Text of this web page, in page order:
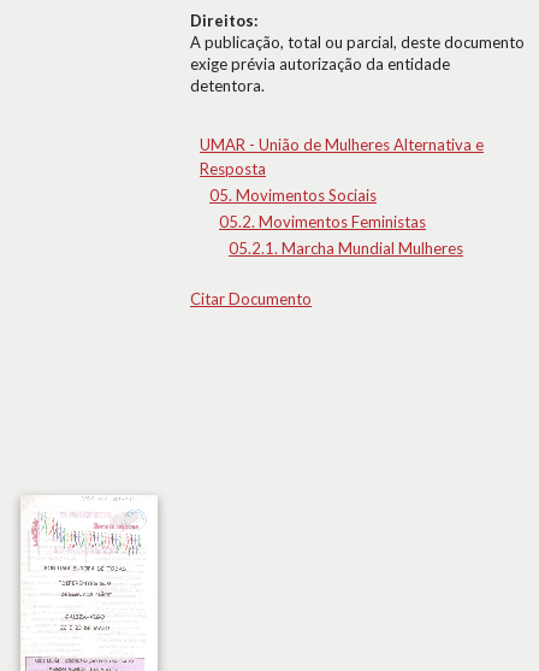
Direitos:
A publicação, total ou parcial, deste documento
exige prévia autorização da entidade
detentora.
UMAR - União de Mulheres Alternativa e
Resposta
05. Movimentos Sociais
05.2. Movimentos Feministas
05.2.1. Marcha Mundial Mulheres
Citar Documento